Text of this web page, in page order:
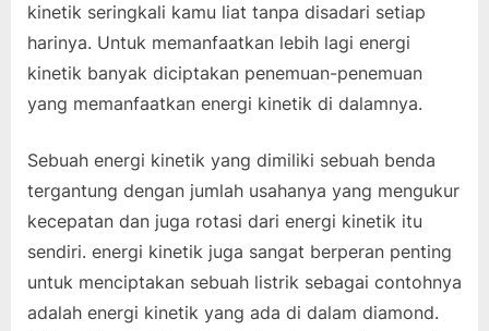
kinetik seringkali kamu liat tanpa disadari setiap
harinya. Untuk memanfaatkan lebih lagi energi
kinetik banyak diciptakan penemuan-penemuan
yang memanfaatkan energi kinetik di dalamnya.
Sebuah energi kinetik yang dimiliki sebuah benda
tergantung dengan jumlah usahanya yang mengukur
kecepatan dan juga rotasi dari energi kinetik itu
sendiri. energi kinetik juga sangat berperan penting
untuk menciptakan sebuah listrik sebagai contohnya
adalah energi kinetik yang ada di dalam diamond.